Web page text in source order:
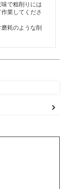
で粗削りには
業してくださ
耗のような削